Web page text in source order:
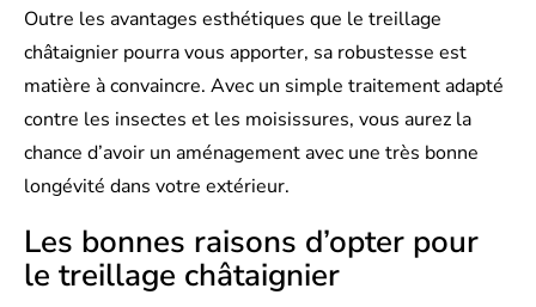
Outre les avantages esthétiques que le treillage
châtaignier pourra vous apporter, sa robustesse est
matière à convaincre. Avec un simple traitement adapté
contre les insectes et les moisissures, vous aurez la
chance d’avoir un aménagement avec une très bonne
longévité dans votre extérieur.
Les bonnes raisons d’opter pour
le treillage châtaignier